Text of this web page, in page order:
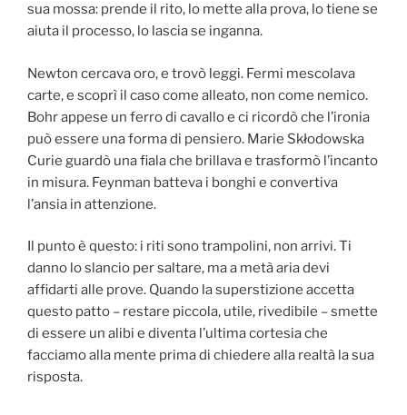
sua mossa: prende il rito, lo mette alla prova, lo tiene se
aiuta il processo, lo lascia se inganna.
Newton cercava oro, e trovò leggi. Fermi mescolava
carte, e scoprì il caso come alleato, non come nemico.
Bohr appese un ferro di cavallo e ci ricordò che l’ironia
può essere una forma di pensiero. Marie Skłodowska
Curie guardò una fiala che brillava e trasformò l’incanto
in misura. Feynman batteva i bonghi e convertiva
l’ansia in attenzione.
Il punto è questo: i riti sono trampolini, non arrivi. Ti
danno lo slancio per saltare, ma a metà aria devi
affidarti alle prove. Quando la superstizione accetta
questo patto – restare piccola, utile, rivedibile – smette
di essere un alibi e diventa l’ultima cortesia che
facciamo alla mente prima di chiedere alla realtà la sua
risposta.